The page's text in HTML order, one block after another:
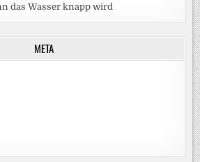
das Wasser knapp wird
META